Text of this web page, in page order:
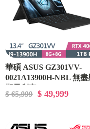
華碩 ASUS GZ301VV-
0021A13900H-NBL 無
$ 65,999 $ 49,999